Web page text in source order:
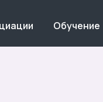
Обучение